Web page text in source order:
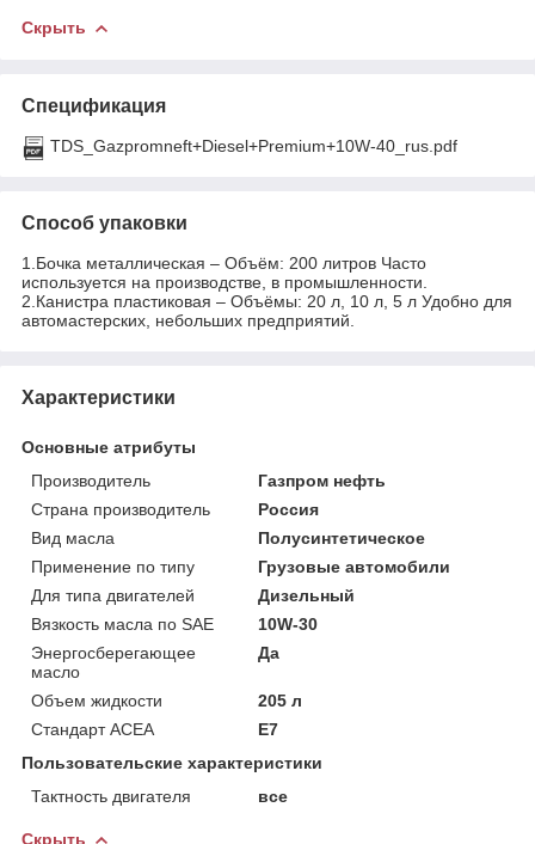
Скрыть
Спецификация
TDS_Gazpromneft+Diesel+Premium+10W-40_rus.pdf
Способ упаковки
1.Бочка металлическая – Объём: 200 литров Часто
используется на производстве, в промышленности.
2.Канистра пластиковая – Объёмы: 20 л, 10 л, 5 л Удобно для
автомастерских, небольших предприятий.
Характеристики
Основные атрибуты
Производитель
Газпром нефть
Страна производитель
Россия
Вид масла
Полусинтетическое
Применение по типу
Грузовые автомобили
Для типа двигателей
Дизельный
Вязкость масла по SAE
10W-30
Энергосберегающее
масло
Да
Объем жидкости
205 л
Стандарт ACEA
E7
Пользовательские характеристики
Тактность двигателя
все
Скрыть